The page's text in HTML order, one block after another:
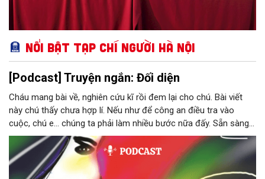
Nổi bật Tạp chí Người Hà Nội
[Podcast] Truyện ngắn: Đối diện
Cháu mang bài về, nghiên cứu kĩ rồi đem lại cho chú. Bài viết
này chú thấy chưa hợp lí. Nếu như để công an điều tra vào
cuộc, chú e… chúng ta phải làm nhiều bước nữa đấy. Sẵn sàng
thì tiếp tục nhé! Chú Minh cầm tập bài viết đưa lại cho Thy. Cô
ngại ngùng đỡ lấy. Đây là lần thứ ba, loạt bài phóng sự của mình
bị Tổng biên tập kêu lên để trả lại...